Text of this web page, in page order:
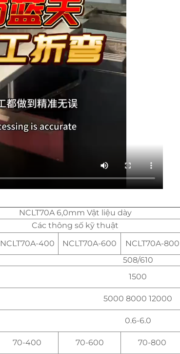
NCLT70A 6,0mm Vật liệu dày
Các thông số kỹ thuật
NCLT70A-400 NCLT70A-600 NCLT70A-800
508/610
1500
5000 8000 12000
0.6-6.0
70-400 70-600 70-800